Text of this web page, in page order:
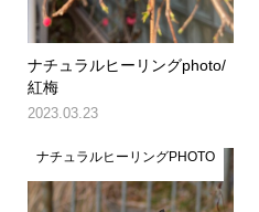
ナチュラルヒーリングphoto/
紅梅
2023.03.23
ナチュラルヒーリングPHOTO